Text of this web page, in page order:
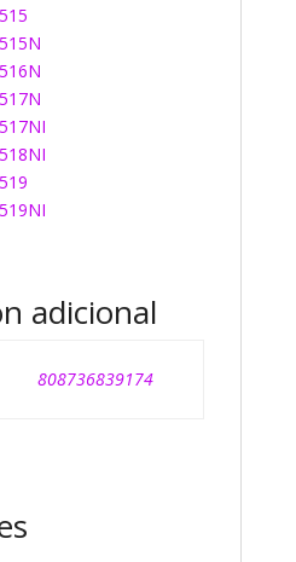
adicional
808736839174